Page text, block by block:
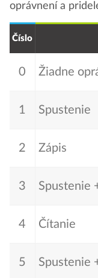
oprávnení a
Číslo
0 Žiadne
1 Spustenie
2 Zápis
3 Spustenie
4 Čítanie
5 Spustenie